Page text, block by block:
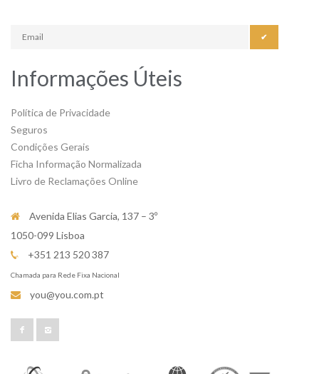
✔
Informações Úteis
Política de Privacidade
Seguros
Condições Gerais
Ficha Informação Normalizada
Livro de Reclamações Online
Avenida Elias Garcia, 137 – 3º
1050-099 Lisboa
+351 213 520 387
Chamada para Rede Fixa Nacional
you@you.com.pt